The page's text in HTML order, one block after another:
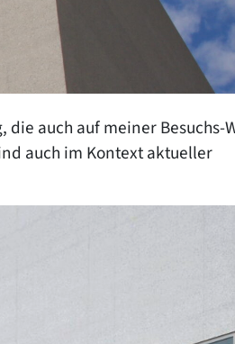
auch auf meiner Besuchs-
auch im Kontext aktueller